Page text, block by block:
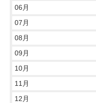
06月
07月
08月
09月
10月
11月
12月